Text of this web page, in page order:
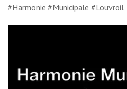
#Harmonie #Municipale #Louvroil